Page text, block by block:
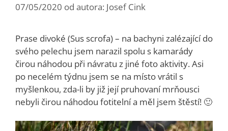
07/05/2020 od autora: Josef Cink
Prase divoké (Sus scrofa) – na bachyni zalézající do
svého pelechu jsem narazil spolu s kamarády
čirou náhodou při návratu z jiné foto aktivity. Asi
po necelém týdnu jsem se na místo vrátil s
myšlenkou, zda-li by již její pruhovaní mrňousci
nebyli čirou náhodou fotitelní a měl jsem štěstí! 🙂